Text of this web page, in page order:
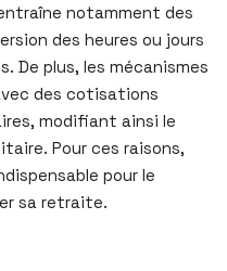
notamment des
des heures ou jours
De plus, les mécanismes
des cotisations
modifiant ainsi le
Pour ces raisons,
pour le
sa retraite.